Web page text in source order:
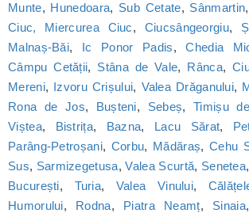
Munte, Hunedoara, Sub Cetate, Sânmartin,
Ciuc, Miercurea Ciuc, Ciucsângeorgiu,
Malnaș-Băi, Ic Ponor Padis,Chedia
Câmpu Cetății, Stâna de Vale, Rânca,
Mereni, Izvoru Crișului, Valea Drăganului,
Rona de Jos, Bușteni, Sebeș, Timișu
Viștea, Bistrița, Bazna, Lacu Sărat,
Parâng-Petroșani, Corbu, Mădăraș, Cehu
Sus, Sarmizegetusa,Valea Scurtă, Senetea,
București, Turia, Valea Vinului,
Humorului, Rodna, Piatra Neamț, Sinaia